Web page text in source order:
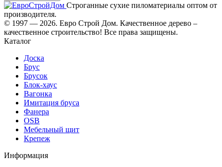
Строганные сухие пиломатериалы оптом от
производителя.
© 1997 — 2026. Евро Строй Дом. Качественное дерево –
качественное строительство! Все права защищены.
Каталог
Доска
Брус
Брусок
Блок-хаус
Вагонка
Имитация бруса
Фанера
OSB
Мебельный щит
Крепеж
Информация